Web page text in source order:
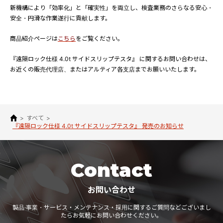
新機構により「効率化」と「確実性」を両立し、検査業務のさらなる安心・
安全・円滑な作業遂行に貢献します。
商品紹介ページはこちら をご覧ください。
『遠隔ロック仕様 4.0t サイドスリップテスタ』 に関するお問い合わせは、
お近くの販売代理店、またはアルティア各支店までお願いいたします。
> すべて >
『遠隔ロック仕様 4.0t サイドスリップテスタ』 発売のお知らせ
Contact
お問い合わせ
製品·事業・サービス・メンテナンス・採用に関するご質問などございまし
たらお気軽にお問い合わせください。